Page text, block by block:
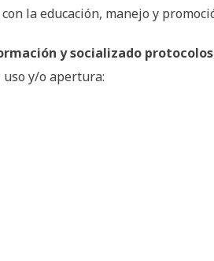
la educación, manejo y
y socializado protocolos
uso y/o apertura: